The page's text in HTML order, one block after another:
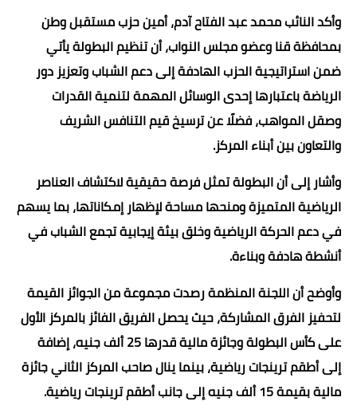
وأكد النائب محمد عبد الفتاح آدم، أمين حزب مستقبل وطن
بمحافظة قنا وعضو مجلس النواب، أن تنظيم البطولة يأتي
ضمن استراتيجية الحزب الهادفة إلى دعم الشباب وتعزيز دور
الرياضة باعتبارها إحدى الوسائل المهمة لتنمية القدرات
وصقل المواهب، فضلًا عن ترسيخ قيم التنافس الشريف
والتعاون بين أبناء المركز.
وأشار إلى أن البطولة تمثل فرصة حقيقية لاكتشاف العناصر
الرياضية المتميزة ومنحها مساحة لإظهار إمكاناتها، بما يسهم
في دعم الحركة الرياضية وخلق بيئة إيجابية تجمع الشباب في
أنشطة هادفة وبناءة.
وأوضح أن اللجنة المنظمة رصدت مجموعة من الجوائز القيمة
لتحفيز الفرق المشاركة، حيث يحصل الفريق الفائز بالمركز الأول
على كأس البطولة وجائزة مالية قدرها 25 ألف جنيه، إضافة
إلى أطقم ترينجات رياضية، بينما ينال صاحب المركز الثاني جائزة
مالية بقيمة 15 ألف جنيه إلى جانب أطقم ترينجات رياضية.